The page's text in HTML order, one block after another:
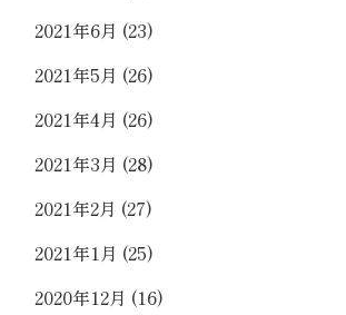
2021年6月 (23)
2021年5月 (26)
2021年4月 (26)
2021年3月 (28)
2021年2月 (27)
2021年1月 (25)
2020年12月 (16)